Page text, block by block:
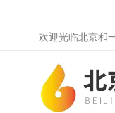
欢迎光临北京和